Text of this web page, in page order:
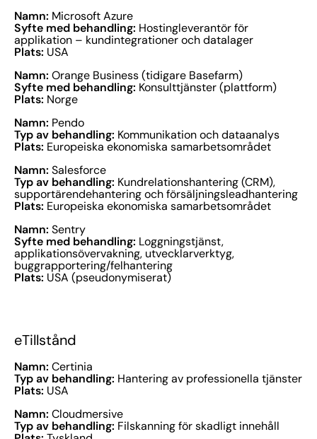
Namn: Microsoft Azure
Syfte med behandling: Hostingleverantör för
applikation – kundintegrationer och datalager
Plats: USA
Namn: Orange Business (tidigare Basefarm)
Syfte med behandling: Konsulttjänster (plattform)
Plats: Norge
Namn: Pendo
Typ av behandling: Kommunikation och dataanalys
Plats: Europeiska ekonomiska samarbetsområdet
Namn: Salesforce
Typ av behandling: Kundrelationshantering (CRM),
supportärendehantering och försäljningsleadhantering
Plats: Europeiska ekonomiska samarbetsområdet
Namn: Sentry
Syfte med behandling: Loggningstjänst,
applikationsövervakning, utvecklarverktyg,
buggrapportering/felhantering
Plats: USA (pseudonymiserat)
eTillstånd
Namn: Certinia
Typ av behandling: Hantering av professionella tjänster
Plats: USA
Namn: Cloudmersive
Typ av behandling: Filskanning för skadligt innehåll